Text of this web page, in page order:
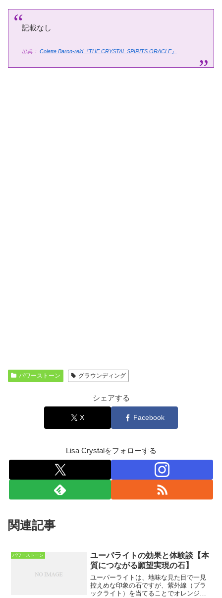
記載なし
出典： Colette Baron-reid『THE CRYSTAL SPIRITS ORACLE』
パワーストーン グラウンディング
シェアする
X Facebook
Lisa Crystalをフォローする
関連記事
パワーストーン
ユーパライトの効果と体験談【本
質につながる願望実現の石】
ユーパーライトは、地味な見た目で一見
控えめな印象の石ですが、紫外線（ブラ
ックライト）を当てることでオレンジ色